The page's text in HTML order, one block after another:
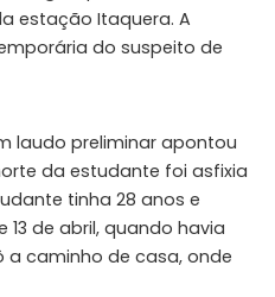
estação Itaquera. A
do suspeito de
laudo preliminar apontou
da estudante foi asfixia
tinha 28 anos e
de abril, quando havia
caminho de casa, onde